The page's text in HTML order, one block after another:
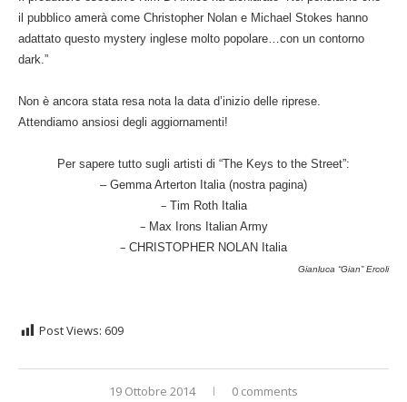
il pubblico amerà come Christopher Nolan e Michael Stokes hanno
adattato questo mystery inglese molto popolare…con un contorno
dark.”
Non è ancora stata resa nota la data d’inizio delle riprese.
Attendiamo ansiosi degli aggiornamenti!
Per sapere tutto sugli artisti di “The Keys to the Street”:
– Gemma Arterton Italia(nostra pagina)
– Tim Roth Italia
– Max Irons Italian Army
– CHRISTOPHER NOLAN Italia
Gianluca “Gian” Ercoli
Post Views: 609
19 Ottobre 2014 0 comments